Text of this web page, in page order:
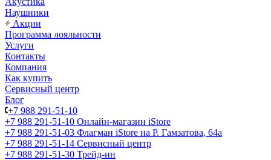
Наушники
Акции
Программа лояльности
Услуги
Контакты
Компания
Как купить
Сервисный центр
Блог
+7 988 291-51-10
+7 988 291-51-10 Онлайн-магазин iStore
+7 988 291-51-03 Флагман iStore на Р. Гамзатова, 64а
+7 988 291-51-14 Сервисный центр
+7 988 291-51-30 Трейд-ин